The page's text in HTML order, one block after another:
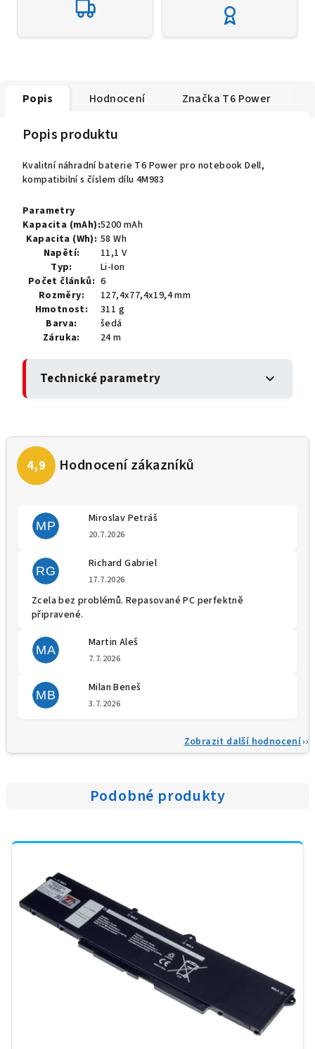
Popis Hodnocení Značka T6 Power
Popis produktu
Kvalitní náhradní baterie T6 Power pro notebook Dell,
kompatibilní s číslem dílu 4M983
Parametry
Kapacita (mAh):5200 mAh
Kapacita (Wh): 58 Wh
Napětí:
11,1 V
Typ:
Li-Ion
Počet článků: 6
Rozměry:
127,4x77,4x19,4 mm
Hmotnost:
311 g
Barva:
šedá
Záruka:
24 m
Technické parametry expand_more
MP
Miroslav Petráš
20.7.2026
RG
Richard Gabriel
17.7.2026
Zcela bez problémů. Repasované PC perfektně
připravené.
MA
Martin Aleš
7.7.2026
MB
Milan Beneš
3.7.2026
Zobrazit další hodnocení
Podobné produkty